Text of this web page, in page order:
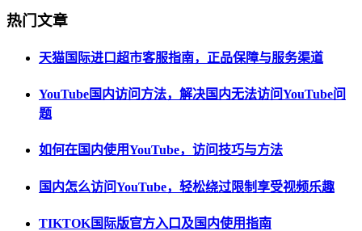
热门文章
天猫国际进口超市客服指南，正品保障与服务渠道
YouTube国内访问方法，解决国内无法访问YouTube问
题
如何在国内使用YouTube，访问技巧与方法
国内怎么访问YouTube，轻松绕过限制享受视频乐趣
TIKTOK国际版官方入口及国内使用指南